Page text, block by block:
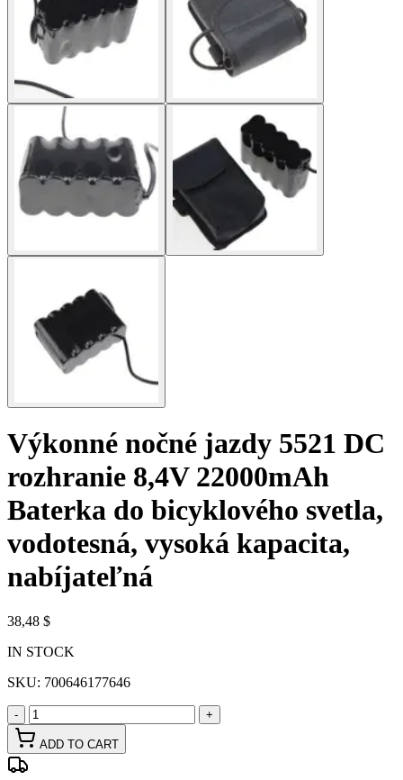
Výkonné nočné jazdy 5521 DC
rozhranie 8,4V 22000mAh
Baterka do bicyklového svetla,
vodotesná, vysoká kapacita,
nabíjateľná
38,48 $
IN STOCK
SKU: 700646177646
- +
ADD TO CART